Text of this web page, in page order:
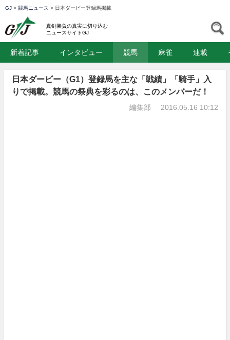
GJ > 競馬ニュース > 日本ダービー登録馬掲載
真剣勝負の真実に切り込む
ニュースサイトGJ
新着記事 インタビュー 競馬 麻雀 連載
日本ダービー（G1）登録馬を主な「戦績」「騎手」入
りで掲載。競馬の祭典を彩るのは、このメンバーだ！
編集部 2016.05.16 10:12